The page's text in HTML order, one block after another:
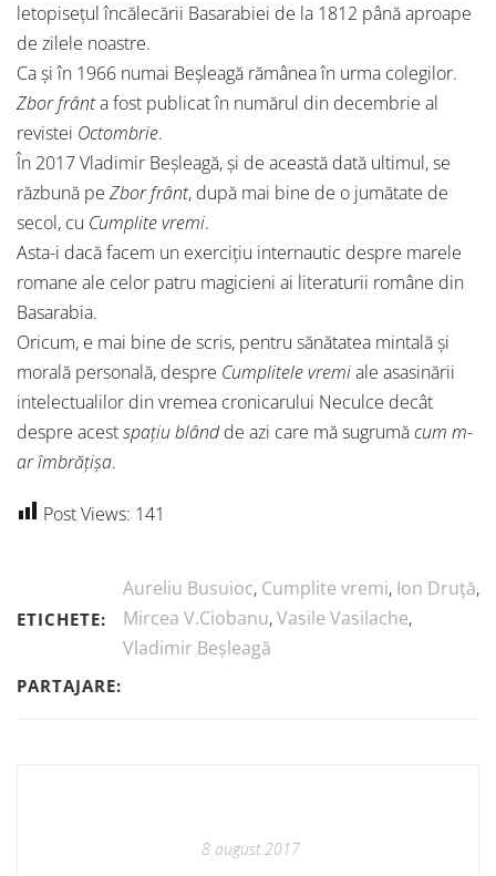
letopisețul încălecării Basarabiei de la 1812 până aproape
de zilele noastre.
Ca și în 1966 numai Beșleagă rămânea în urma colegilor.
Zbor frânta fost publicat în numărul din decembrie al
revistei Octombrie.
În 2017 Vladimir Beșleagă, și de această dată ultimul, se
răzbună pe Zbor frânt, după mai bine de o jumătate de
secol, cu Cumplite vremi.
Asta-i dacă facem un exercițiu internautic despre marele
romane ale celor patru magicieni ai literaturii române din
Basarabia.
Oricum, e mai bine de scris, pentru sănătatea mintală și
morală personală, despre Cumplitele vremiale asasinării
intelectualilor din vremea cronicarului Neculce decât
despre acestspațiu blândde azi care mă sugrumăcum m-
ar îmbrățișa.
Post Views: 141
ETICHETE:
Aureliu Busuioc, Cumplite vremi, Ion Druță,
Mircea V.Ciobanu,Vasile Vasilache,
Vladimir Beșleagă
PARTAJARE:
8 august 2017